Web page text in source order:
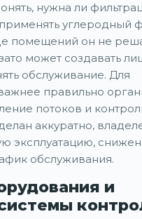
нужна ли
углеродный
помещений он не
может создавать
обслуживание. Для
правильно
потоков и
аккуратно,
эксплуатацию,
обслуживания.
и